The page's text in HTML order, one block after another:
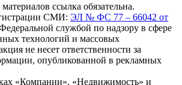
ссылка обязательна.
СМИ: ЭЛ № ФС 77 – 66042 от
службой по надзору в сфере
технологий и массовых
не несет ответственности за
опубликованной в рекламных
«Компании», «Недвижимость» и